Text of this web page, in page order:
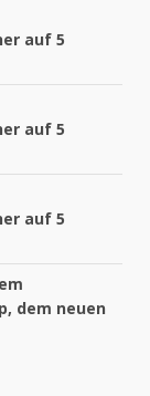
auf 5
auf 5
auf 5
dem neuen